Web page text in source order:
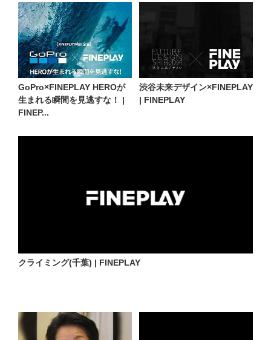
GoPro×FINEPLAY HEROが
生まれる瞬間を見逃すな！ |
FINEP...
渋谷未来デザイン×FINEPLAY
| FINEPLAY
クライミング(千葉) | FINEPLAY